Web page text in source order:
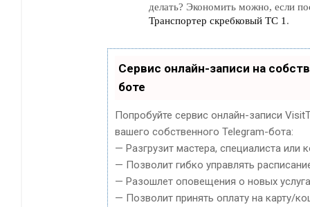
делать? Экономить можно, если
Транспортер скребковый ТС 1 .
Сервис онлайн-записи на
боте
Попробуйте сервис онлайн-записи
вашего собственного Telegram-бота:
— Разгрузит мастера, специалиста или
— Позволит гибко управлять
— Разошлет оповещения о новых
— Позволит принять оплату на карту/